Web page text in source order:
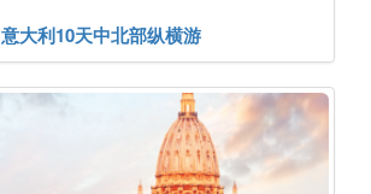
意大利10天中北部纵横游